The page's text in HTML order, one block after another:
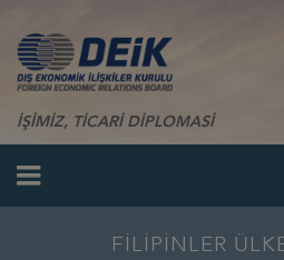
İŞİMİZ, TİCARİ DİPLOMASİ
FİLİPİNLER